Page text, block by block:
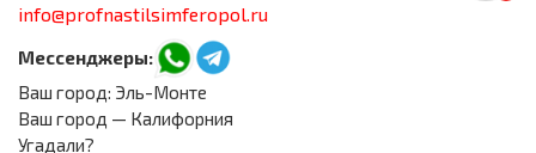
info@profnastilsimferopol.ru
Мессенджеры:
Ваш город: Эль-Монте
Ваш город — Калифорния
Угадали?